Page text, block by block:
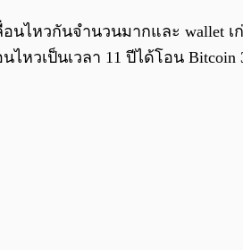
อนไหวกันจำนวนมากและ
หวเป็นเวลา 11 ปีได้โอน